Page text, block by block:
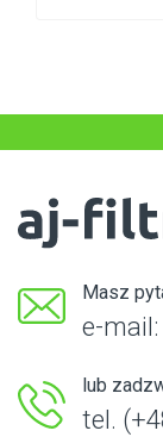
Masz
e-mail:
lub
tel.